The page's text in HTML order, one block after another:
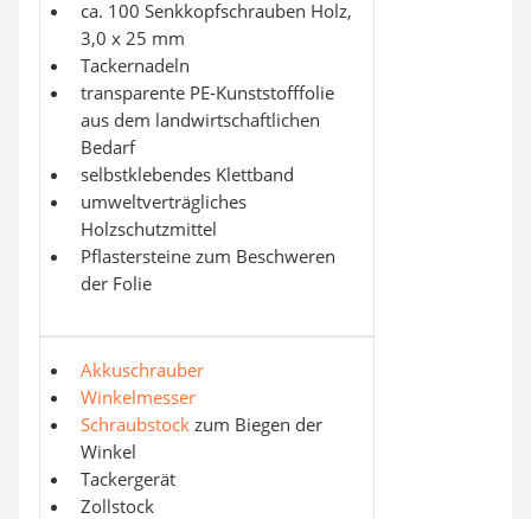
ca. 100 Senkkopfschrauben Holz,
3,0 x 25 mm
Tackernadeln
transparente PE-Kunststofffolie
aus dem landwirtschaftlichen
Bedarf
selbstklebendes Klettband
umweltverträgliches
Holzschutzmittel
Pflastersteine zum Beschweren
der Folie
Akkuschrauber
Winkelmesser
Schraubstock zum Biegen der
Winkel
Tackergerät
Zollstock